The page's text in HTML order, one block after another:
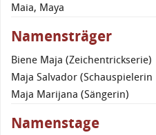
Maia, Maya
Namensträger
Biene Maja (Zeichentrickserie)
Maja Salvador (Schauspielerin
Maja Marijana (Sängerin)
Namenstage